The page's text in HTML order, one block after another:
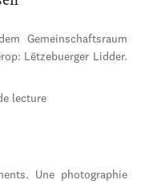
Gemeinschaftsraum
Lëtzebuerger Lidder.
lecture
Une photographie